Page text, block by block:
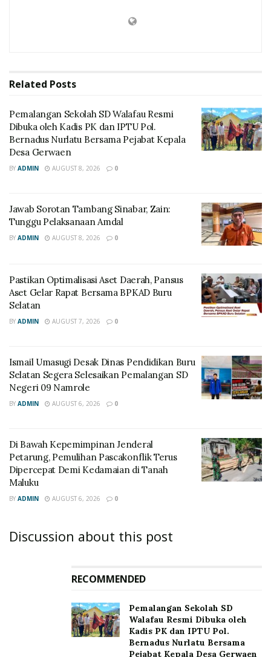
Related Posts
Pemalangan Sekolah SD Walafau Resmi
Dibuka oleh Kadis PK dan IPTU Pol.
Bernadus Nurlatu Bersama Pejabat Kepala
Desa Gerwaen
BY ADMIN AUGUST 8, 2026 0
Jawab Sorotan Tambang Sinabar, Zain:
Tunggu Pelaksanaan Amdal
BY ADMIN AUGUST 8, 2026 0
Pastikan Optimalisasi Aset Daerah, Pansus
Aset Gelar Rapat Bersama BPKAD Buru
Selatan
BY ADMIN AUGUST 7, 2026 0
Ismail Umasugi Desak Dinas Pendidikan Buru
Selatan Segera Selesaikan Pemalangan SD
Negeri 09 Namrole
BY ADMIN AUGUST 6, 2026 0
Di Bawah Kepemimpinan Jenderal
Petarung, Pemulihan Pascakonflik Terus
Dipercepat Demi Kedamaian di Tanah
Maluku
BY ADMIN AUGUST 6, 2026 0
Discussion about this post
RECOMMENDED
Pemalangan Sekolah SD
Walafau Resmi Dibuka oleh
Kadis PK dan IPTU Pol.
Bernadus Nurlatu Bersama
Pejabat Kepala Desa Gerwaen